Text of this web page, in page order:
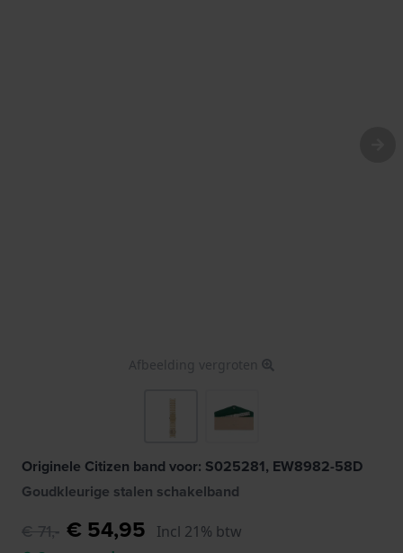
Afbeelding vergroten
Originele Citizen band voor: S025281, EW8982-58D
Goudkleurige stalen schakelband
€ 71,- € 54,95 Incl 21% btw